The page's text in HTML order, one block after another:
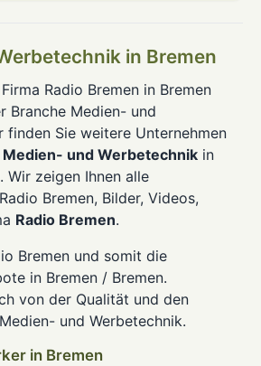
in Bremen
Radio Bremen in Bremen
Branche Medien- und
finden Sie weitere Unternehmen
Medien- und Werbetechnik in
Wir zeigen Ihnen alle
Bremen, Bilder, Videos,
Radio Bremen.
Bremen und somit die
in Bremen / Bremen.
von der Qualität und den
und Werbetechnik.
in Bremen